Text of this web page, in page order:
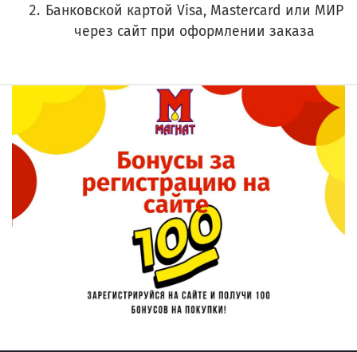
Банковской картой Visa, Mastercard или МИР
через сайт при оформлении заказа